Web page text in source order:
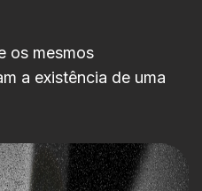
os mesmos
a existência de uma